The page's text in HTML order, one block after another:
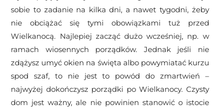
sobie to zadanie na kilka dni, a nawet tygodni, żeby
nie obciążać się tymi obowiązkami tuż przed
Wielkanocą. Najlepiej zacząć dużo wcześniej, np. w
ramach wiosennych porządków. Jednak jeśli nie
zdążysz umyć okien na święta albo powymiatać kurzu
spod szaf, to nie jest to powód do zmartwień –
najwyżej dokończysz porządki po Wielkanocy. Czysty
dom jest ważny, ale nie powinien stanowić o istocie